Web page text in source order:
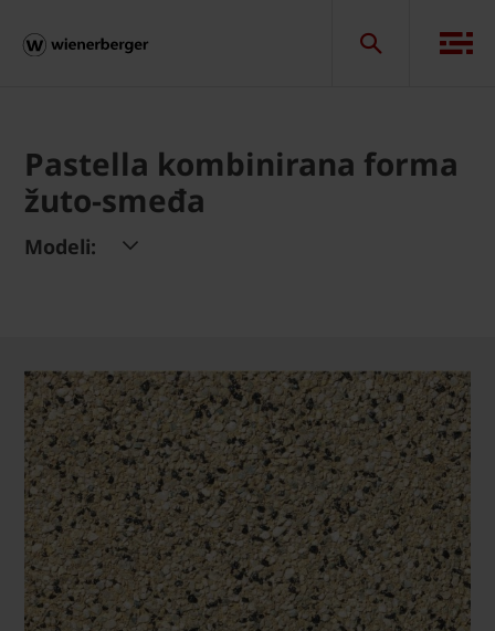
Pastella kombinirana forma
žuto-smeđa
Modeli: